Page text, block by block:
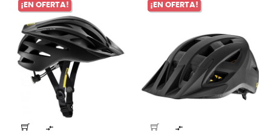
¡EN OFERTA!

¡EN OFERTA!
